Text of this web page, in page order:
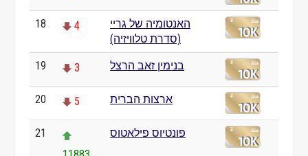
18 4
האנטומיה של גריי
(סדרת טלוויזיה)
19 3 בנימין זאב הרצל
20 5 ארצות הברית
21
פונטיוס פילאטוס